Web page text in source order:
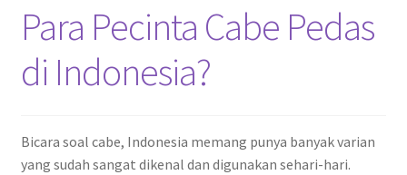
Para Pecinta Cabe Pedas
di Indonesia?
Bicara soal cabe, Indonesia memang punya banyak varian
yang sudah sangat dikenal dan digunakan sehari-hari.